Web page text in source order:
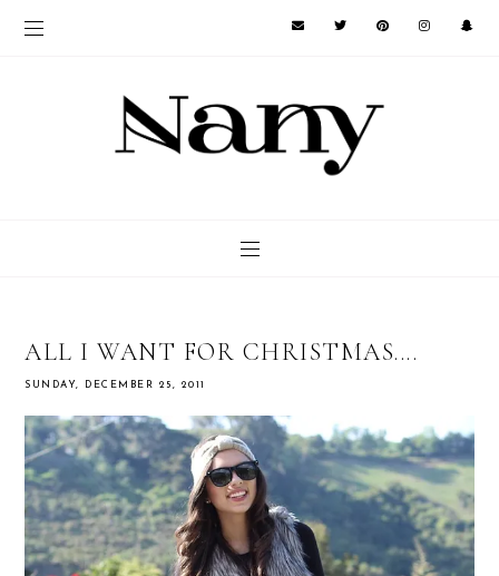
ALL I WANT FOR CHRISTMAS....
SUNDAY, DECEMBER 25, 2011